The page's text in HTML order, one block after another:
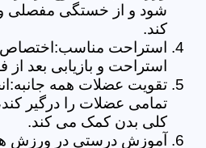
شود و از خستگی مفصلی
کند.
استراحت مناسب:اختصاص
استراحت و بازیابی بعد
تقویت عضلات همه
تمامی عضلات را درگیر
کلی بدن کمک می کند.
آموزش درستی در ورزش